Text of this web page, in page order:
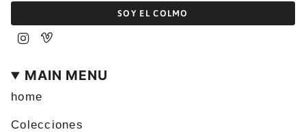
SOY EL COLMO
Instagram
MAIN MENU
home
Colecciones